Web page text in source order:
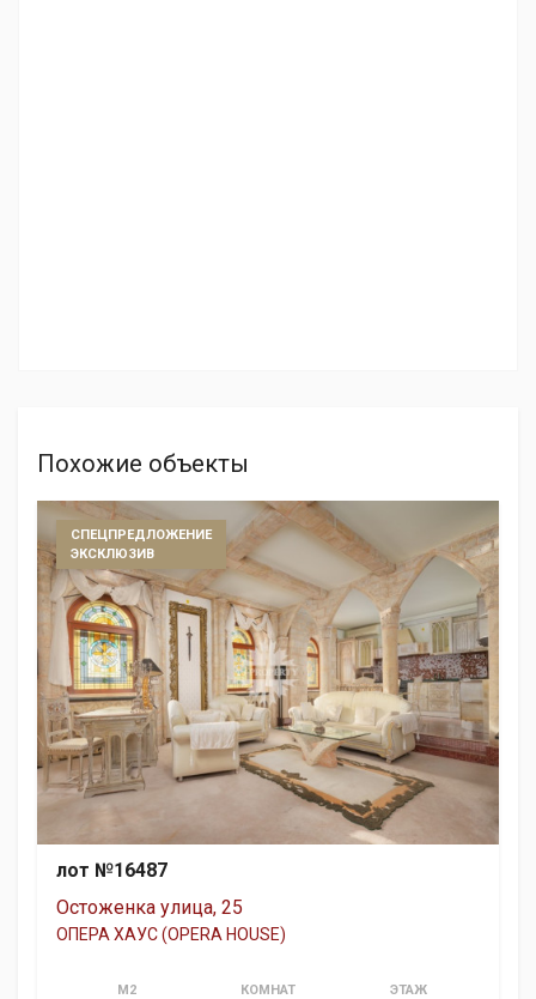
Похожие объекты
СПЕЦПРЕДЛОЖЕНИЕ
ЭКСКЛЮЗИВ
лот №16487
Остоженка улица, 25
ОПЕРА ХАУС (OPERA HOUSE)
М2 КОМНАТ ЭТАЖ